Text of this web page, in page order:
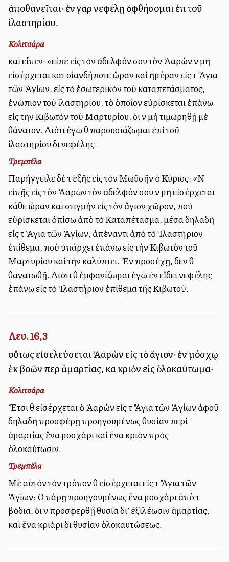
ἀποθανεῖται· ἐν γὰρ νεφέλῃ ὀφθήσομαι ἐπὶ τοῦ
ἱλαστηρίου.
Κολιτσάρα
καὶ εἶπεν· «εἰπὲ εἰς τὸν ἀδελφόν σου τὸν Ἀαρὼν νὰ μὴ
εἰσέρχεται κατὰ οἰανδήποτε ὥραν καὶ ἡμέραν εἰς τὰ Ἅγια
τῶν Ἁγίων, εἰς τὸ ἐσωτερικὸν τοῦ καταπετάσματος,
ἐνώπιον τοῦ ἱλαστηρίου, τὸ ὁποῖον εὑρίσκεται ἐπάνω
εἰς τὴν Κιβωτὸν τοῦ Μαρτυρίου, διὰ νὰ μὴ τιμωρηθῇ μὲ
θάνατον. Διότι ἐγὼ θὰ παρουσιάζωμαι ἐπὶ τοῦ
ἱλαστηρίου διὰ νεφέλης.
Τρεμπέλα
Παρήγγειλε δὲ τὰ ἑξῆς εἰς τὸν Μωϋσῆν ὁ Κύριος: «Νὰ
εἰπῇς εἰς τὸν Ἀαρὼν τὸν ἀδελφόν σου νὰ μὴ εἰσέρχεται
κάθε ὥραν καὶ στιγμὴν εἰς τὸν ἅγιον χῶρον, ποὺ
εὑρίσκεται ὀπίσω ἀπὸ τὸ Καταπέτασμα, μέσα δηλαδὴ
εἰς τὰ Ἅγια τῶν Ἁγίων, ἀπέναντι ἀπὸ τὸ Ἱλαστήριον
ἐπίθεμα, ποὺ ὑπάρχει ἐπάνω εἰς τὴν Κιβωτὸν τοῦ
Μαρτυρίου καὶ τὴν καλύπτει. Ἐὰν προσέχῃ, δεν θὰ
θανατωθῇ. Διότι θὰ ἐμφανίζωμαι ἐγὼ ἐν εἴδει νεφέλης
ἐπάνω εἰς τὸ Ἱλαστήριον ἐπίθεμα τῆς Κιβωτοῦ.
Λευ. 16,3
οὕτως εἰσελεύσεται Ἀαρὼν εἰς τὸ ἅγιον· ἐν μόσχῳ
ἐκ βοῶν περὶ ἁμαρτίας, καὶ κριὸν εἰς ὁλοκαύτωμα·
Κολιτσάρα
Ἔτσι θὰ εἰσέρχεται ὁ Ἀαρὼν εἰς τὰ Ἅγια τῶν Ἁγίων ἀφοῦ
δηλαδὴ προσφέρῃ προηγουμένως θυσίαν περὶ
ἁμαρτίας ἕνα μοσχάρι καὶ ἕνα κριὸν πρὸς
ὁλοκαύτωσιν.
Τρεμπέλα
Μὲ αὐτὸν τὸν τρόπον θὰ εἰσέρχεται εἰς τὰ Ἅγια τῶν
Ἁγίων: Θὰ πάρῃ προηγουμένως ἕνα μοσχάρι ἀπὸ τὰ
βόδια, διὰ νὰ προσφερθῇ θυσία δι’ ἐξιλέωσιν ἁμαρτίας,
καὶ ἕνα κριάρι διὰ θυσίαν ὁλοκαυτώσεως.